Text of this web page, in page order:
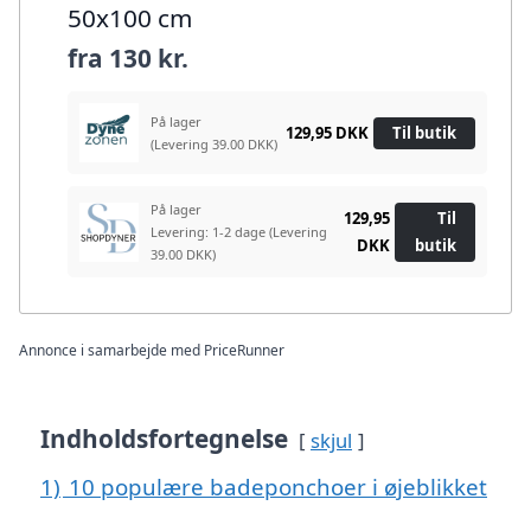
50x100 cm
fra 130 kr.
På lager
(Levering 39.00 DKK)
129,95 DKK Til butik
På lager
Levering: 1-2 dage (Levering
39.00 DKK)
129,95
DKK
Til
butik
Annonce i samarbejde med PriceRunner
Indholdsfortegnelse skjul
1) 10 populære badeponchoer i øjeblikket